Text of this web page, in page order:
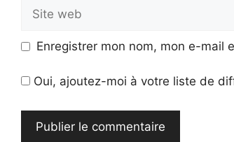
web
Enregistrer mon nom, mon e-mail
Oui, ajoutez-moi à votre liste de